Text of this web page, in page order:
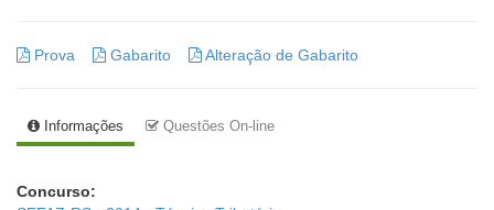
Prova Gabarito Alteração de Gabarito
Informações Questões On-line
Concurso: